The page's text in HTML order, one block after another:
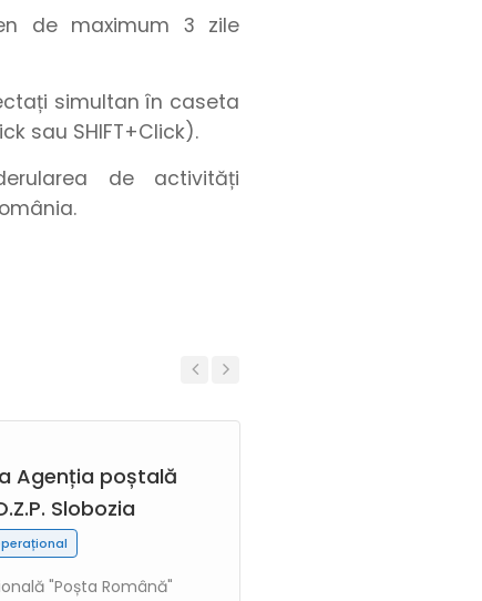
de maximum 3 zile
simultan în caseta
sau SHIFT+Click).
de activități
Agenția poștală
Slobozia
"Poșta Română"